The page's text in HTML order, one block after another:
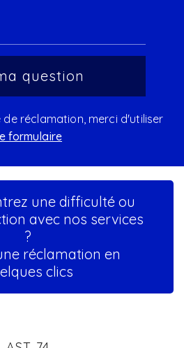
réclamation, merci d'utiliser
formulaire
une difficulté ou
avec nos services
?
réclamation en
clics